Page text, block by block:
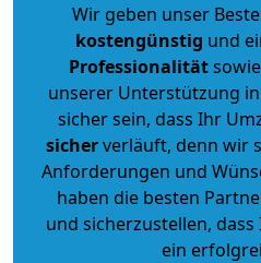
Wir geben unser
kostengünstig und
Professionalität
unserer Unterstützung
sicher sein, dass Ihr
sicherverläuft, denn wir
Anforderungen und
haben die besten
und sicherzustellen,
ein